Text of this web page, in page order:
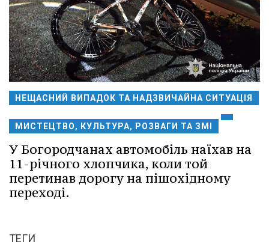
НЕЩАСНИЙ ВИПАДОК ТА НАДЗВИЧАЙНА СИТУАЦІЯ
МИСТЕЦТВО, КУЛЬТУРА, РОЗВАГИ ТА ЗМІ
У Богородчанах автомобіль наїхав на
11-річного хлопчика, коли той
перетинав дорогу на пішохідному
переході.
ТЕГИ